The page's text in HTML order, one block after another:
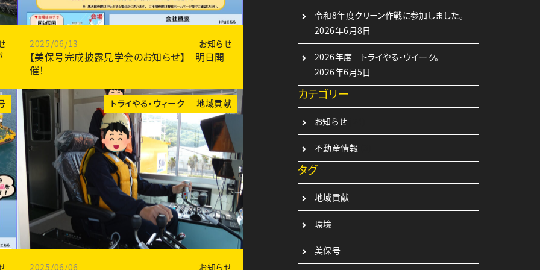
お知らせ
2025/06/13
【美保号完成披露見学会のお知らせ】 明日開
催！
お知らせ
2025/06/06
トライやる・ウィーク 地域貢献
令和8年度クリーン作戦に参加しました。
2026年6月8日
2026年度 トライやる・ウイーク。
2026年6月5日
カテゴリー
お知らせ
不動産情報
タグ
美保号
環境
地域貢献